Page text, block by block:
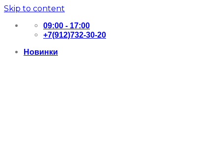
Skip to content
09:00 - 17:00
+7(912)732-30-20
Новинки